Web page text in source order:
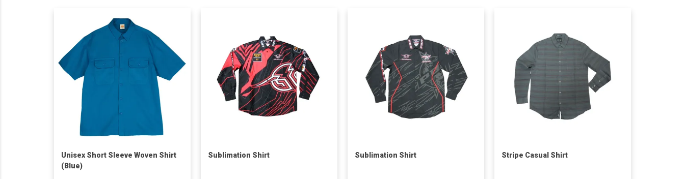
Unisex Short Sleeve Woven Shirt
(Blue)
Sublimation Shirt Sublimation Shirt Stripe Casual Shirt